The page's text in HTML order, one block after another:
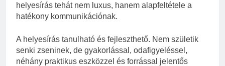
helyesírás tehát nem luxus, hanem alapfeltétele a
hatékony kommunikációnak.
A helyesírás tanulható és fejleszthető. Nem születik
senki zseninek, de gyakorlással, odafigyeléssel,
néhány praktikus eszközzel és forrással jelentős